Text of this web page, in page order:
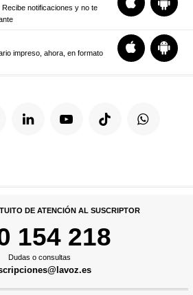
notificaciones y no te
impreso, ahora, en formato
DE ATENCIÓN AL SUSCRIPTOR
154 218
Dudas o consultas